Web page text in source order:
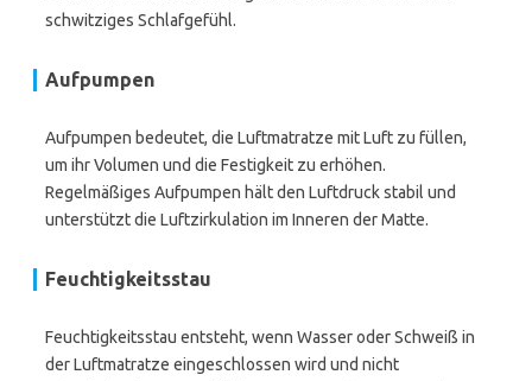
schwitziges Schlafgefühl.
Aufpumpen
Aufpumpen bedeutet, die Luftmatratze mit Luft zu füllen,
um ihr Volumen und die Festigkeit zu erhöhen.
Regelmäßiges Aufpumpen hält den Luftdruck stabil und
unterstützt die Luftzirkulation im Inneren der Matte.
Feuchtigkeitsstau
Feuchtigkeitsstau entsteht, wenn Wasser oder Schweiß in
der Luftmatratze eingeschlossen wird und nicht